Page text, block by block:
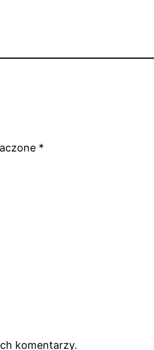
*
komentarzy.